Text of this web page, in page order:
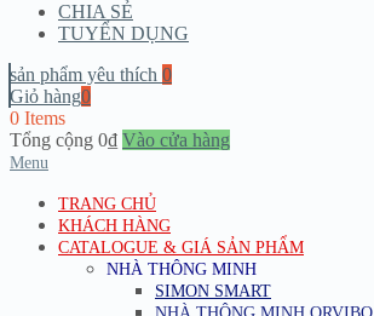
CHIA SẺ
TUYỂN DỤNG
sản phẩm yêu thích 0
Giỏ hàng0
0 Items
Tổng cộng 0₫ Vào cửa hàng
Menu
TRANG CHỦ
KHÁCH HÀNG
CATALOGUE & GIÁ SẢN PHẨM
NHÀ THÔNG MINH
SIMON SMART